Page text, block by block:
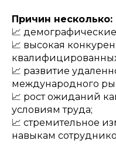
Причин несколько:
📈
📈 высокая
📈 развитие
международного
📈 рост ожиданий
условиям труда;
📈 стремительное
навыкам